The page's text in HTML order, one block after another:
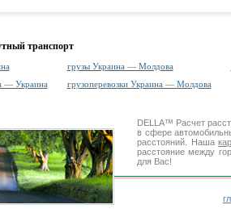
транспорт
грузы Украина — Молдова
— Украина
грузоперевозки Украина — Молдова
DELLA™ Расчет
в сфере
расстояний. Наша
расстояние между
для Вас!